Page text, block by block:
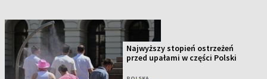
Najwyższy stopień ostrzeżeń
przed upałami w części Polski